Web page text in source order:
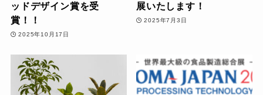
ッドデザイン賞を受
賞！！
2025年10月17日
展いたします！
2025年7月3日